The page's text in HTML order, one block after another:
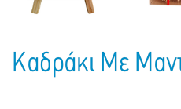
Καδράκι Με